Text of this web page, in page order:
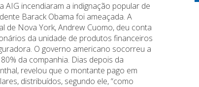
AIG incendiaram a indignação popular de
Barack Obama foi ameaçada. A
de Nova York, Andrew Cuomo, deu conta
da unidade de produtos financeiros
O governo americano socorreu a
da companhia. Dias depois da
revelou que o montante pago em
distribuídos, segundo ele, “como